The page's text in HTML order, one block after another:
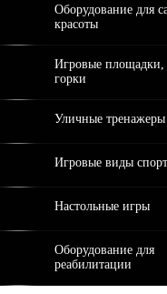
Оборудование для
красоты
Игровые площадки,
горки
Уличные тренажеры
Игровые виды
Настольные игры
Оборудование для
реабилитации